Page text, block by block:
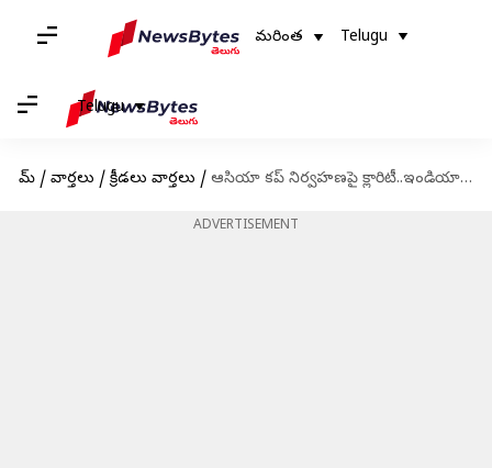
మరింత Telugu
Telugu
హోమ్ / వార్తలు / క్రీడలు వార్తలు / ఆసియా కప్ నిర్వహణపై క్లారిటీ..ఇండియా, పాకిస్తాన్ మ్యాచ్ ఆ రోజునే!
ADVERTISEMENT